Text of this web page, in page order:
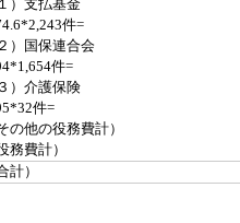
）支払基金
件=
２）国保連合会
件=
）介護保険
件=
の他の役務費計）
務費計）
計）